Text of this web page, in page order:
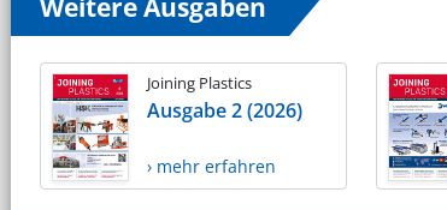
Weitere Ausgaben
Joining Plastics
Ausgabe 2 (2026)
› mehr erfahren